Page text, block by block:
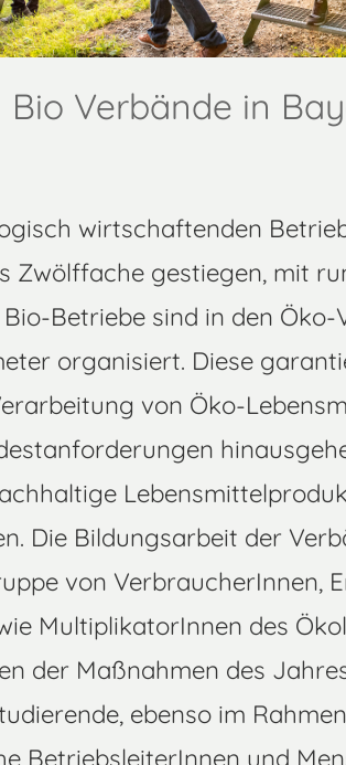
Bio Verbände in
wirtschaftenden
Zwölffache gestiegen, mit
Bio-Betriebe sind in den
organisiert. Diese
von Öko-
Die Bildungsarbeit der
von VerbraucherInnen,
MultiplikatorInnen des
der Maßnahmen des
ebenso im
BetriebsleiterInnen und